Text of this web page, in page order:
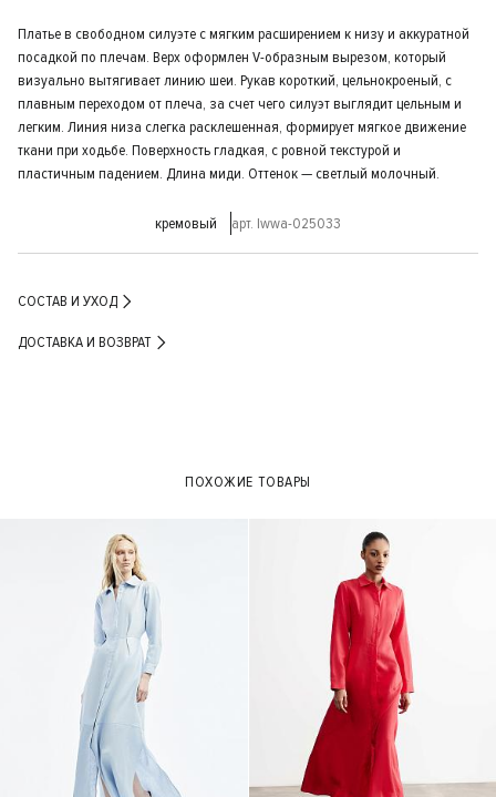
Платье в свободном силуэте с мягким расширением к низу и аккуратной
посадкой по плечам. Верх оформлен V-образным вырезом, который
визуально вытягивает линию шеи. Рукав короткий, цельнокроеный, с
плавным переходом от плеча, за счет чего силуэт выглядит цельным и
легким. Линия низа слегка расклешенная, формирует мягкое движение
ткани при ходьбе. Поверхность гладкая, с ровной текстурой и
пластичным падением. Длина миди. Оттенок — светлый молочный.
кремовый арт. lwwa-025033
СОСТАВ И УХОД
ДОСТАВКА И ВОЗВРАТ
ПОХОЖИЕ ТОВАРЫ